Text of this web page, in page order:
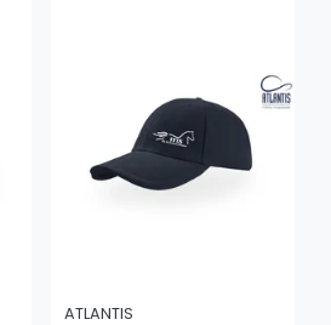
ATLANTIS